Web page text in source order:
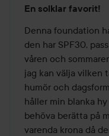
5
av
5
En solklar favorit!
Denna foundation
den har SPF30,
våren och
jag kan välja vilken
humör och
håller min blanka
behöva berätta på
varenda krona då